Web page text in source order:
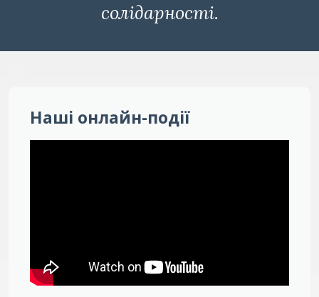
солідарності.
Наші онлайн-події